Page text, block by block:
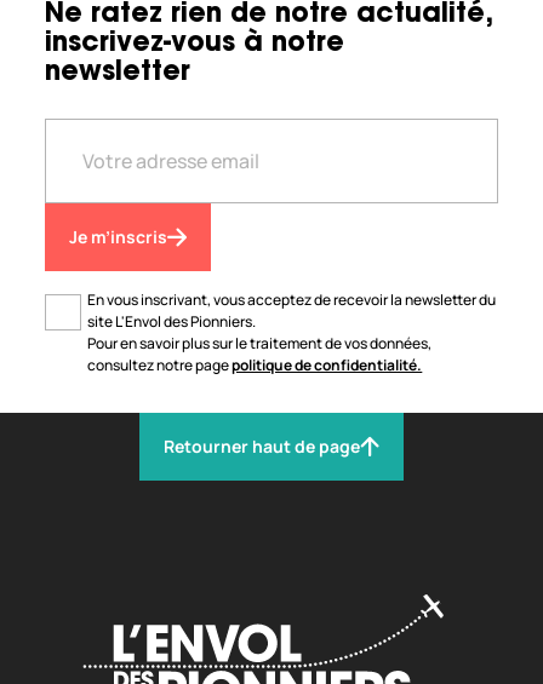
Ne ratez rien de notre actualité,
inscrivez-vous à notre
newsletter
Je m’inscris
En vous inscrivant, vous acceptez de recevoir la newsletter du
site L'Envol des Pionniers.
Pour en savoir plus sur le traitement de vos données,
consultez notre pagepolitique de confidentialité.
Retourner haut de page